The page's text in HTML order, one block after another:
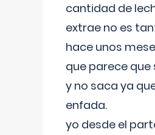
cantidad de
extrae no es
hace unos
que parece que
y no saca ya
enfada.
yo desde el